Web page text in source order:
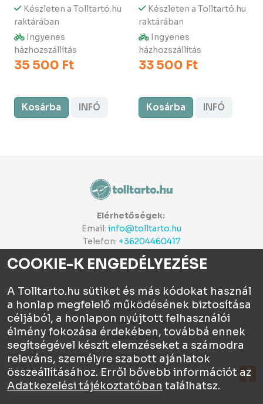
Készleten a Tolltartó.hu
raktárában
Ingyenes
házhozszállítás
35 500 Ft
Kosárba INFÓ
Készleten a Tolltartó.hu
raktárában
Ingyenes
házhozszállítás
33 500 Ft
Kosárba INFÓ
Elérhetőségek:
Email: info@tolltarto.hu
Telefon: +36204460417
Céginfo
ÁSZF
Adatkezelés
Tolltartó.hu © 2026
COOKIE-K ENGEDÉLYEZÉSE
A Tolltarto.hu sütiket és más kódokat használ
a honlap megfelelő működésének biztosítása
céljából, a honlapon nyújtott felhasználói
élmény fokozása érdekében, továbbá ennek
segítségével készít elemzéseket a számodra
releváns, személyre szabott ajánlatok
összeállításához. Erről bővebb információt az
Adatkezelési tájékoztatóban találhatsz.